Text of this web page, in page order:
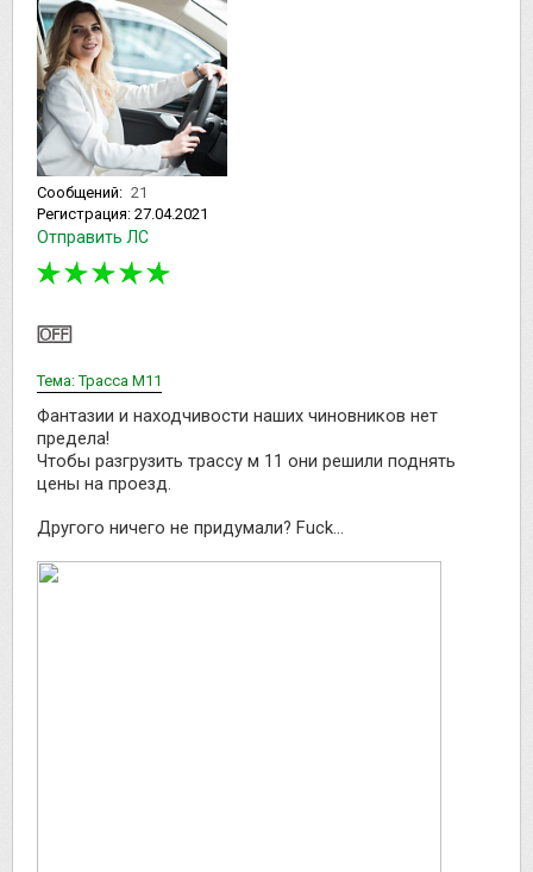
Сообщений: 21
Регистрация: 27.04.2021
Отправить ЛС
Тема: Трасса М11
Фантазии и находчивости наших чиновников нет
предела!
Чтобы разгрузить трассу м 11 они решили поднять
цены на проезд.
Другого ничего не придумали? Fuck...